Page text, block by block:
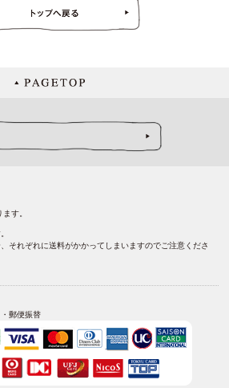
す。
それぞれに送料がかかってしまいますのでご注意くださ
郵便振替